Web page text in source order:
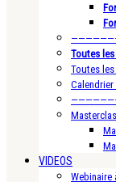
Toutes les
Toutes
VIDEOS
Webinaire